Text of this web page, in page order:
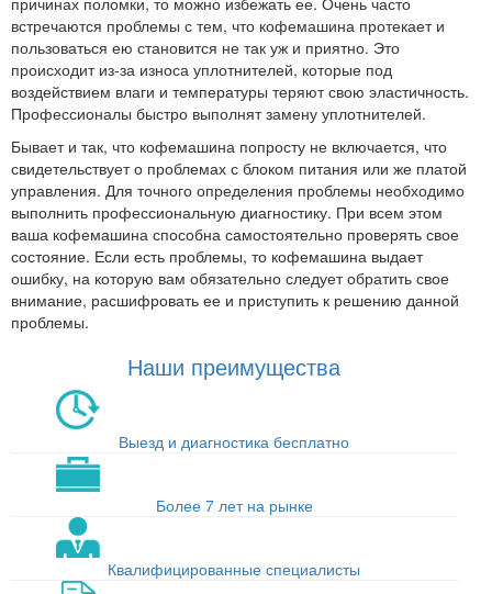
встречаются проблемы с тем, что кофемашина протекает и
пользоваться ею становится не так уж и приятно. Это
происходит из-за износа уплотнителей, которые под
воздействием влаги и температуры теряют свою эластичность.
Профессионалы быстро выполнят замену уплотнителей.
Бывает и так, что кофемашина попросту не включается, что
свидетельствует о проблемах с блоком питания или же платой
управления. Для точного определения проблемы необходимо
выполнить профессиональную диагностику. При всем этом
ваша кофемашина способна самостоятельно проверять свое
состояние. Если есть проблемы, то кофемашина выдает
ошибку, на которую вам обязательно следует обратить свое
внимание, расшифровать ее и приступить к решению данной
проблемы.
Наши преимущества
Выезд и диагностика бесплатно
Более 7 лет на рынке
Квалифицированные специалисты